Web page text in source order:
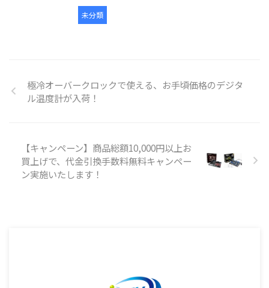
未分類
極冷オーバークロックで使える、お手頃価格のデジタ
ル温度計が入荷！
【キャンペーン】商品総額10,000円以上お
買上げで、代金引換手数料無料キャンペー
ン実施いたします！